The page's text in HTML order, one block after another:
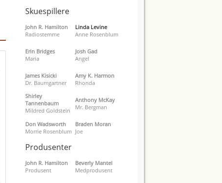
Skuespillere
John R. Hamilton
Radiostemme
Linda Levine
Anne Rosenblum
Erin Bridges
Maria
Josh Gad
Angel
James Kisicki
Dr. Baumgartner
Amy K. Harmon
Rhonda
Shirley
Tannenbaum
Mildred Goldstein
Anthony McKay
Mr. Bergman
Don Wadsworth
Morrie Rosenblum
Braden Moran
Joe
Produsenter
John R. Hamilton
Produsent
Beverly Mantel
Medprodusent